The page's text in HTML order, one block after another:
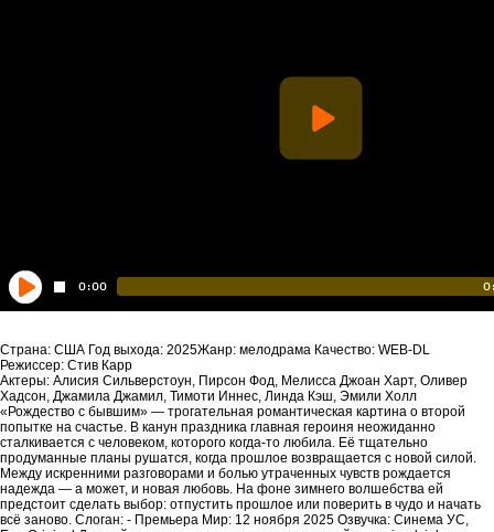
Страна: США Год выхода: 2025Жанр: мелодрама Качество: WEB-DL
Режиссер: Стив Карр
Актеры: Алисия Сильверстоун, Пирсон Фод, Мелисса Джоан Харт, Оливер
Хадсон, Джамила Джамил, Тимоти Иннес, Линда Кэш, Эмили Холл
«Рождество с бывшим» — трогательная романтическая картина о второй
попытке на счастье. В канун праздника главная героиня неожиданно
сталкивается с человеком, которого когда-то любила. Её тщательно
продуманные планы рушатся, когда прошлое возвращается с новой силой.
Между искренними разговорами и болью утраченных чувств рождается
надежда — а может, и новая любовь. На фоне зимнего волшебства ей
предстоит сделать выбор: отпустить прошлое или поверить в чудо и начать
всё заново. Слоган: - Премьера Мир: 12 ноября 2025 Озвучка: Синема УС,